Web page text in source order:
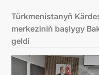
Türkmenistanyň
merkeziniň başlygy
geldi